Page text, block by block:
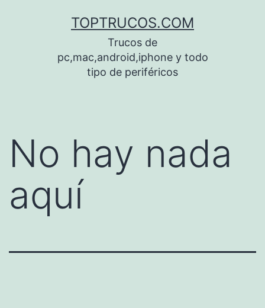
TOPTRUCOS.COM
Trucos de
pc,mac,android,iphone y todo
tipo de periféricos
No hay nada
aquí